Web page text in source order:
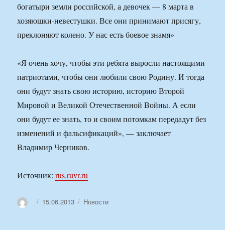
богатыри земли российской, а девочек — 8 марта в
хозяюшки-невестушки. Все они принимают присягу,
преклоняют колено. У нас есть боевое знамя»
«Я очень хочу, чтобы эти ребята выросли настоящими
патриотами, чтобы они любили свою Родину. И тогда
они будут знать свою историю, историю Второй
Мировой и Великой Отечественной Войны. А если
они будут ее знать, то и своим потомкам передадут без
изменений и фальсификаций», — заключает
Владимир Черников.
Источник:rus.ruvr.ru
АвторОпубликовано
15.06.2013 Рубрики
Новости